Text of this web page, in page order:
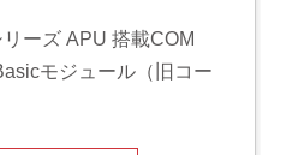
ーズ APU 搭載COM
モジュール（旧コー